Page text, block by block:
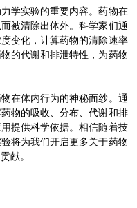
学实验的重要内容。药物在
被清除出体外。科学家们通
变化，计算药物的清除速率
的代谢和排泄特性，为药物
在体内行为的神秘面纱。通
物的吸收、分布、代谢和排
提供科学依据。相信随着技
将为我们开启更多关于药物
献。